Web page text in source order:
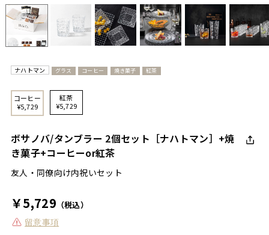
ナハトマン グラス コーヒー 焼き菓子 紅茶
コーヒー
¥5,729
紅茶
¥5,729
ボサノバ/タンブラー 2個セット［ナハトマン］+焼
き菓子+コーヒーor紅茶
友人・同僚向け内祝いセット
￥5,729 （税込）
留意事項